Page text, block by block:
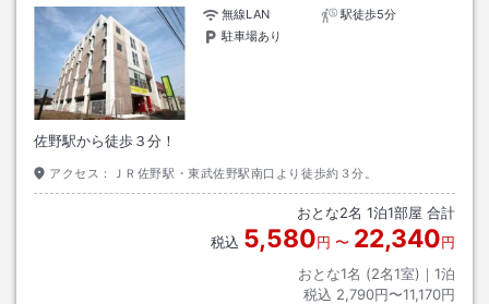
無線LAN
駅徒歩5分
駐車場あり
佐野駅から徒歩３分！
アクセス： ＪＲ佐野駅・東武佐野駅南口より徒歩約３分。
おとな2名 1泊1部屋 合計
税込 5,580円 〜 22,340円
おとな1名 (2名1室)｜ 1泊
税込 2,790円〜11,170円